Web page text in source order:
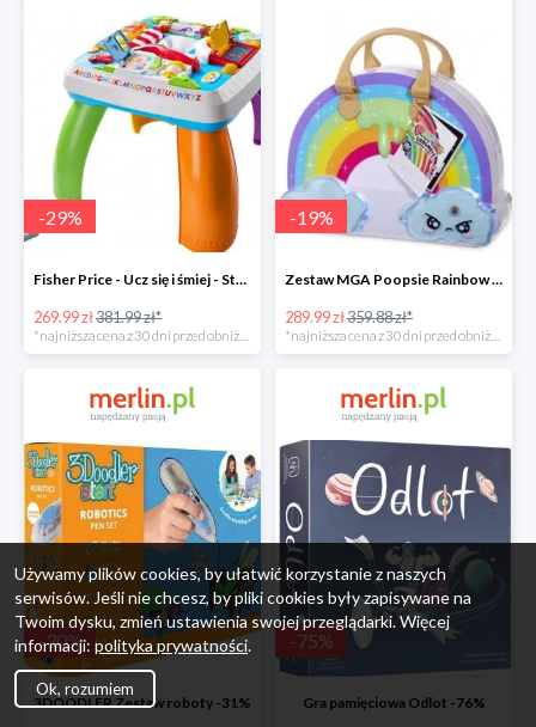
-29%
Fisher Price - Ucz się i śmiej - Stolik interaktywny
269.99 zł381.99 zł*
-19%
Zestaw MGA Poopsie Rainbow Surprise Slime Kit -20%
289.99 zł359.88 zł*
-30%
3DOODLER Zestaw roboty -31%
-75%
Gra pamięciowa Odlot -76%
Używamy plików cookies, by ułatwić korzystanie z naszych
serwisów. Jeśli nie chcesz, by pliki cookies były zapisywane na
Twoim dysku, zmień ustawienia swojej przeglądarki. Więcej
informacji: polityka prywatności.
Ok, rozumiem